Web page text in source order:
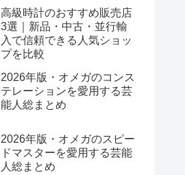
高級時計のおすすめ販売店
3選｜新品・中古・並行輸
入で信頼できる人気ショッ
プを比較
2026年版・オメガのコンス
テレーションを愛用する芸
能人総まとめ
2026年版・オメガのスピー
ドマスターを愛用する芸能
人総まとめ